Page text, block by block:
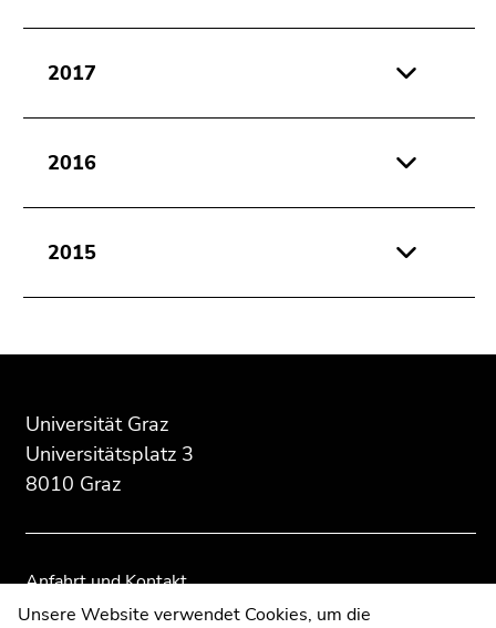
2017
2016
2015
Seitenbereichs:
Zusatzinformationen:
Universität Graz
Universitätsplatz 3
8010 Graz
Anfahrt und Kontakt
Kommunikation und Öffentlichkeitsarbeit
Seitenbereichs.
Übersicht
Seitenbereichs.
Übersicht
Unsere Website verwendet Cookies, um die